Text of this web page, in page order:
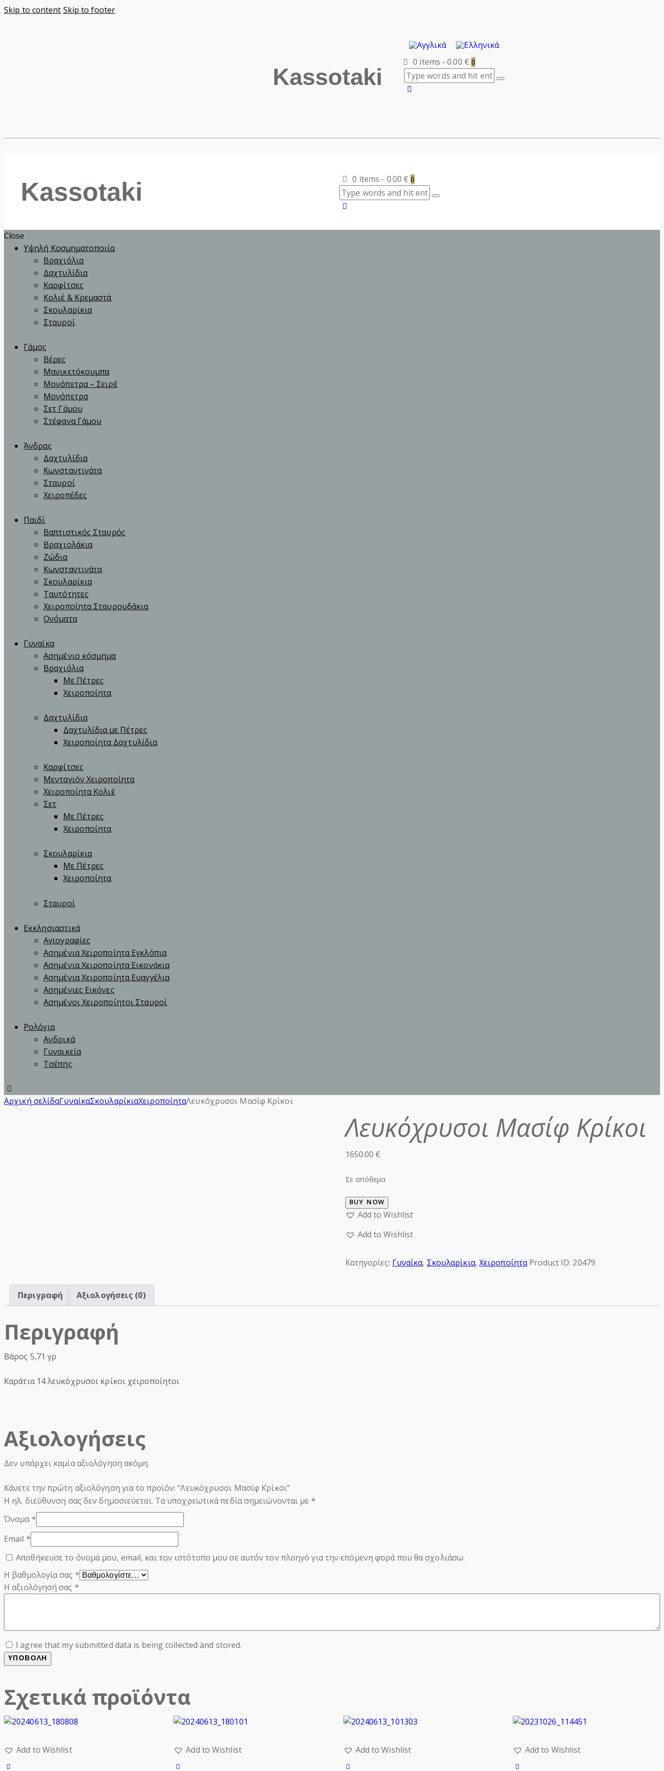
Skip to content Skip to footer
Kassotaki
0 items - 0.00 € 0
Kassotaki 0 items - 0.00 € 0
Close
Υψηλή Κοσμηματοποιία
Βραχιόλια
Δαχτυλίδια
Καρφίτσες
Κολιέ & Κρεμαστά
Σκουλαρίκια
Σταυροί
Γάμος
Βέρες
Μανικετόκουμπα
Μονόπετρα – Σειρέ
Μονόπετρα
Σετ Γάμου
Στέφανα Γάμου
Άνδρας
Δαχτυλίδια
Κωνσταντινάτα
Σταυροί
Χειροπέδες
Παιδί
Βαπτιστικός Σταυρός
Βραχιολάκια
Ζώδια
Κωνσταντινάτα
Σκουλαρίκια
Ταυτότητες
Χειροποίητα Σταυρουδάκια
Ονόματα
Γυναίκα
Ασημένιο κόσμημα
Βραχιόλια
Με Πέτρες
Χειροποίητα
Δαχτυλίδια
Δαχτυλίδια με Πέτρες
Χειροποίητα Δαχτυλίδια
Καρφίτσες
Μενταγιόν Χειροποίητα
Χειροποίητα Κολιέ
Σετ
Με Πέτρες
Χειροποίητα
Σκουλαρίκια
Με Πέτρες
Χειροποίητα
Σταυροί
Εκκλησιαστικά
Αγιογραφίες
Ασημένια Χειροποίητα Εγκλόπια
Ασημένια Χειροποίητα Εικονάκια
Ασημένια Χειροποίητα Ευαγγέλια
Ασημένιες Εικόνες
Ασημένοι Χειροποίητοι Σταυροί
Ρολόγια
Ανδρικά
Γυναικεία
Τσέπης
Αρχική σελίδαΓυναίκαΣκουλαρίκιαΧειροποίηταΛευκόχρυσοι Μασίφ Κρίκοι
Λευκόχρυσοι Μασίφ Κρίκοι
1650.00 €
Σε απόθεμα
BUY NOW
Add to Wishlist
Add to Wishlist
Κατηγορίες: Γυναίκα, Σκουλαρίκια, Χειροποίητα Product ID: 20479
Περιγραφή Αξιολογήσεις (0)
Περιγραφή
Βάρος 5,71 γρ
Καράτια 14 λευκόχρυσοι κρίκοι χειροποίητοι
Αξιολογήσεις
Δεν υπάρχει καμία αξιολόγηση ακόμη.
Κάνετε την πρώτη αξιολόγηση για το προϊόν: “Λευκόχρυσοι Μασίφ Κρίκοι”
Η ηλ. διεύθυνση σας δεν δημοσιεύεται. Τα υποχρεωτικά πεδία σημειώνονται με *
Όνομα*
Email *
Αποθήκευσε το όνομά μου, email, και τον ιστότοπο μου σε αυτόν τον πλοηγό για την επόμενη φορά που θα σχολιάσω.
Η βαθμολογία σας *
Η αξιολόγησή σας *
I agree that my submitted data is being collected and stored.
Σχετικά προϊόντα
Add to Wishlist Add to Wishlist Add to Wishlist Add to Wishlist